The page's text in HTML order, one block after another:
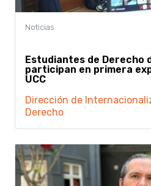
Estudiantes de Derecho
participan en primera
UCC
Dirección de
Derecho